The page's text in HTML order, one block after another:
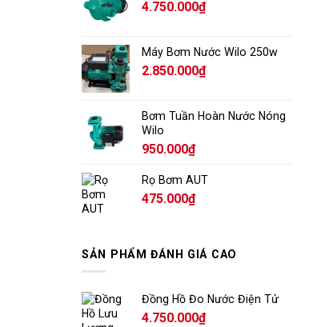
4.750.000₫
Máy Bơm Nước Wilo 250w
2.850.000₫
Bơm Tuần Hoàn Nước Nóng
Wilo
950.000₫
Rọ Bơm AUT
475.000₫
SẢN PHẨM ĐÁNH GIÁ CAO
Đồng Hồ Đo Nước Điện Tử
4.750.000₫